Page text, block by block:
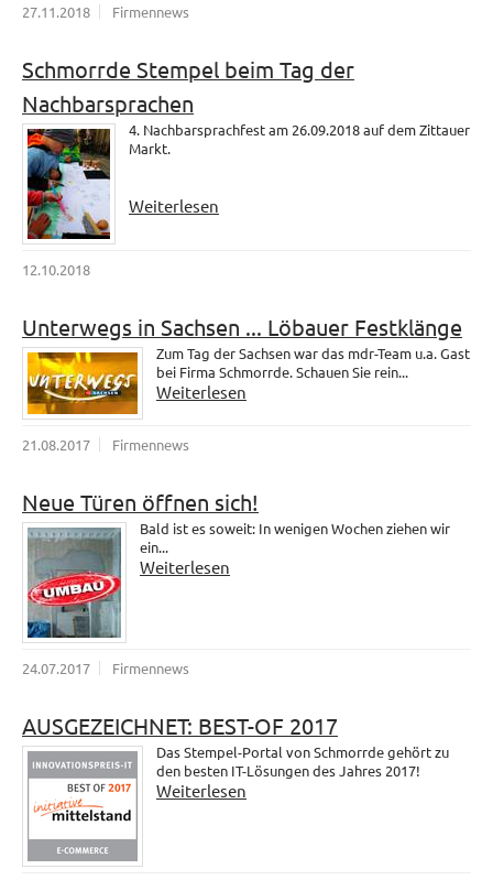
27.11.2018 Firmennews
Schmorrde Stempel beim Tag der
Nachbarsprachen
4. Nachbarsprachfest am 26.09.2018 auf dem Zittauer
Markt.
Weiterlesen
12.10.2018
Unterwegs in Sachsen ... Löbauer Festklänge
Zum Tag der Sachsen war das mdr-Team u.a. Gast
bei Firma Schmorrde. Schauen Sie rein...
Weiterlesen
21.08.2017 Firmennews
Neue Türen öffnen sich!
Bald ist es soweit: In wenigen Wochen ziehen wir
ein...
Weiterlesen
24.07.2017 Firmennews
AUSGEZEICHNET: BEST-OF 2017
Das Stempel-Portal von Schmorrde gehört zu
den besten IT-Lösungen des Jahres 2017!
Weiterlesen